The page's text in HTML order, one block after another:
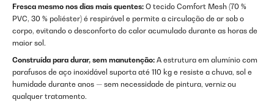
Fresca mesmo nos dias mais quentes: O tecido Comfort Mesh (70 %
PVC, 30 % poliéster) é respirável e permite a circulação de ar sob o
corpo, evitando o desconforto do calor acumulado durante as horas de
maior sol.
Construída para durar, sem manutenção: A estrutura em alumínio com
parafusos de aço inoxidável suporta até 110 kg e resiste a chuva, sol e
humidade durante anos — sem necessidade de pintura, verniz ou
qualquer tratamento.